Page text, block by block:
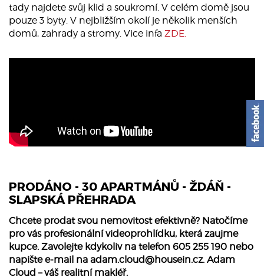
tady najdete svůj klid a soukromí. V celém domě jsou
pouze 3 byty. V nejbližším okolí je několik menších
domů, zahrady a stromy. Vice infa ZDE.
PRODÁNO - 30 APARTMÁNŮ - ŽDÁŇ -
SLAPSKÁ PŘEHRADA
Chcete prodat svou nemovitost efektivně? Natočíme
pro vás profesionální videoprohlídku, která zaujme
kupce. Zavolejte kdykoliv na telefon 605 255 190 nebo
napište e-mail na adam.cloud@housein.cz. Adam
Cloud – váš realitní makléř.